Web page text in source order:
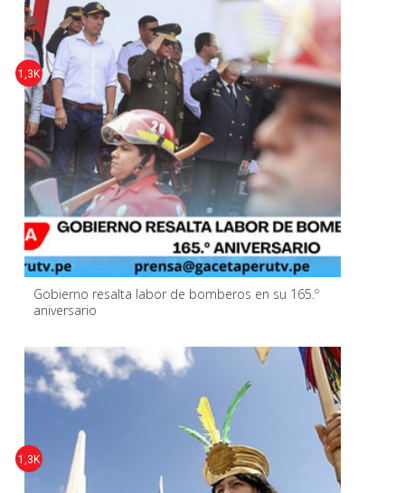
Gobierno resalta labor de bomberos en su 165.º
aniversario
1,3K
1,3K